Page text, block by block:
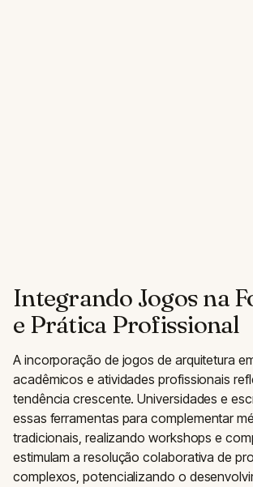
Integrando Jogos na
e Prática Profissional
A incorporação de jogos de arquitetura
acadêmicos e atividades profissionais
tendência crescente. Universidades e
essas ferramentas para complementar
tradicionais, realizando workshops e
estimulam a resolução colaborativa de
complexos, potencializando o